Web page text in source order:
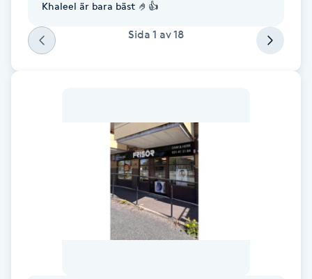
Face framing
Khaleel är bara bäst 🤌👍
Sida 1 av18